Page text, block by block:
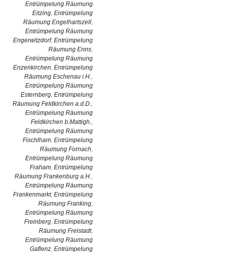
Entrümpelung Räumung
Eitzing, Entrümpelung
Räumung Engelhartszell,
Entrümpelung Räumung
Engerwitzdorf, Entrümpelung
Räumung Enns,
Entrümpelung Räumung
Enzenkirchen, Entrümpelung
Räumung Eschenau i.H.,
Entrümpelung Räumung
Esternberg, Entrümpelung
Räumung Feldkirchen a.d.D.,
Entrümpelung Räumung
Feldkirchen b.Mattigh.,
Entrümpelung Räumung
Fischlham, Entrümpelung
Räumung Fornach,
Entrümpelung Räumung
Fraham, Entrümpelung
Räumung Frankenburg a.H.,
Entrümpelung Räumung
Frankenmarkt, Entrümpelung
Räumung Franking,
Entrümpelung Räumung
Freinberg, Entrümpelung
Räumung Freistadt,
Entrümpelung Räumung
Gaflenz, Entrümpelung